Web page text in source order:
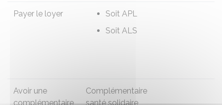
Payer le loyer Soit APL
Soit ALS
Avoir une
complémentaire
Complémentaire
santé solidaire